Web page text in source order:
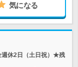
気になる
休2日（土日祝）★残